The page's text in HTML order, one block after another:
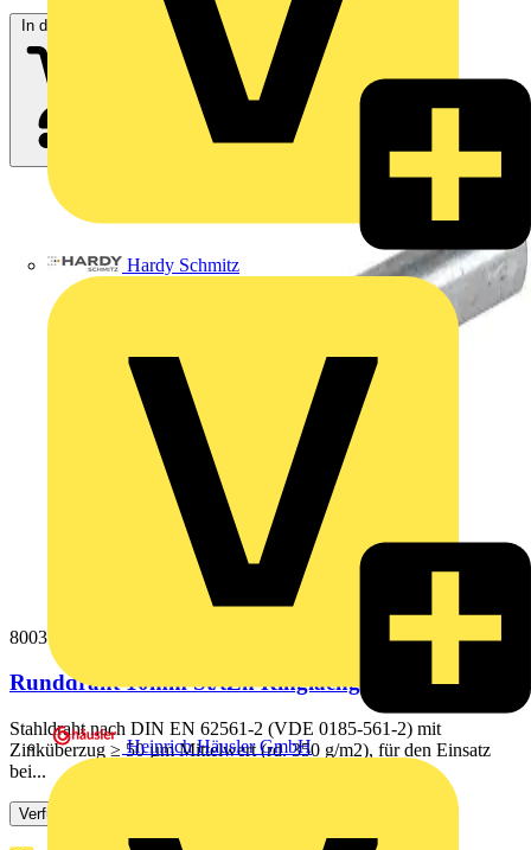
Hardy Schmitz
Heinrich Häusler GmbH
In den Warenkorb
800310
Runddraht 10mm St/tZn Ringlaenge 30m +/-5%
Stahldraht nach DIN EN 62561-2 (VDE 0185-561-2) mit
Zinküberzug ≥ 50 µm Mittelwert (rd. 350 g/m2), für den Einsatz
bei...
Verfügbar: 1 Händler